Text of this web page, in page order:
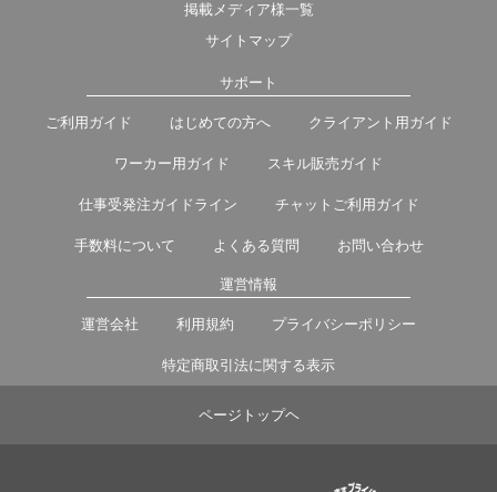
掲載メディア様一覧
サイトマップ
サポート
ご利用ガイド はじめての方へ クライアント用ガイド
ワーカー用ガイド スキル販売ガイド
仕事受発注ガイドライン チャットご利用ガイド
手数料について よくある質問 お問い合わせ
運営情報
運営会社 利用規約 プライバシーポリシー
特定商取引法に関する表示
ページトップヘ